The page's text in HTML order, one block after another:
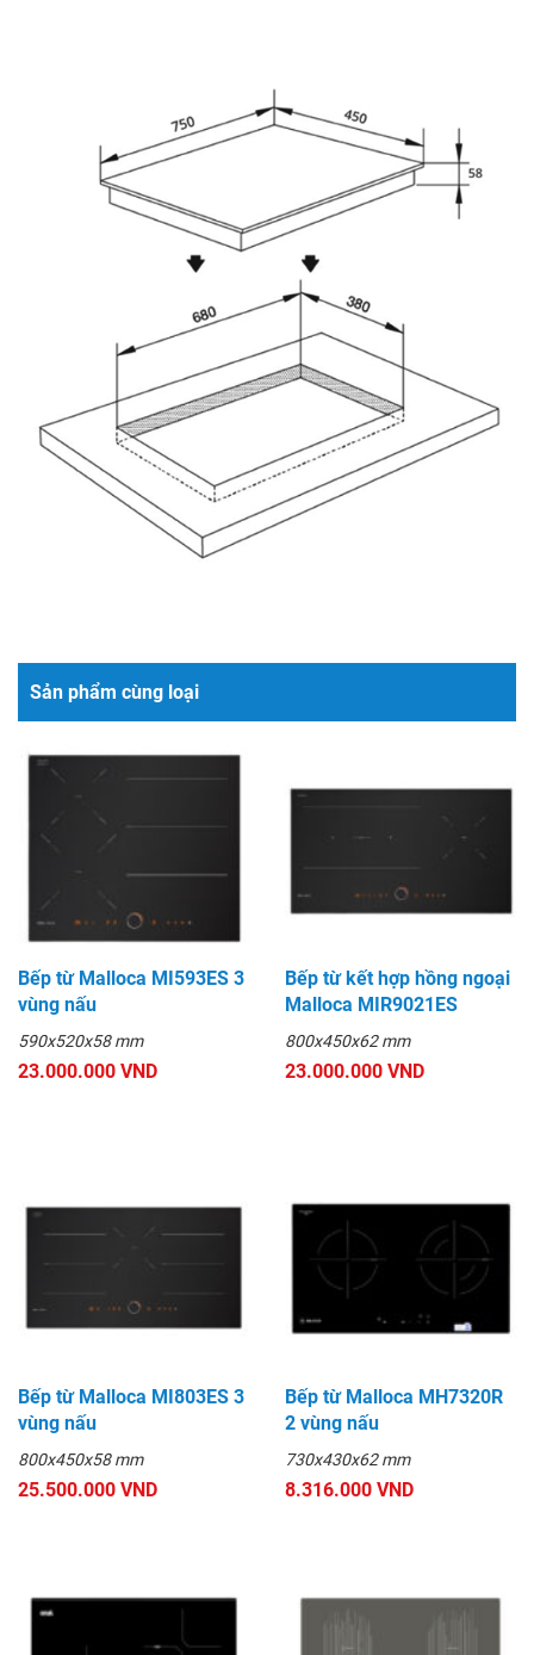
Sản phẩm cùng loại
Bếp từ Malloca MI593ES 3
vùng nấu
590x520x58 mm
23.000.000 VND
Bếp từ kết hợp hồng ngoại
Malloca MIR9021ES
800x450x62 mm
23.000.000 VND
Bếp từ Malloca MI803ES 3
vùng nấu
800x450x58 mm
25.500.000 VND
Bếp từ Malloca MH7320R
2 vùng nấu
730x430x62 mm
8.316.000 VND